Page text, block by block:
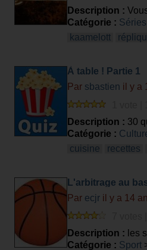
Description :
Catégorie :
kaamelott
À table ! Partie 1
Par sbastien il y a
Description : 30
Catégorie :
cuisine
recettes
L'arbitrage au
Par ecjr il y a 14
Description : les
Catégorie : Sport